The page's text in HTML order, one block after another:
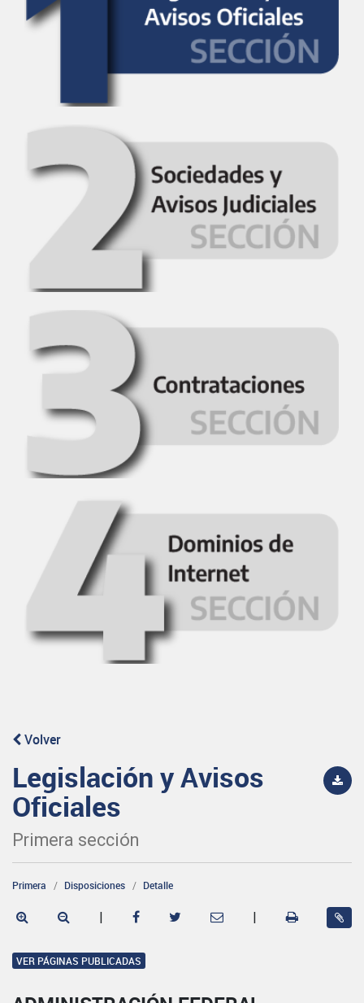
Volver
Legislación y Avisos
Oficiales
Primera sección
Primera Disposiciones Detalle
| |
VER PÁGINAS PUBLICADAS